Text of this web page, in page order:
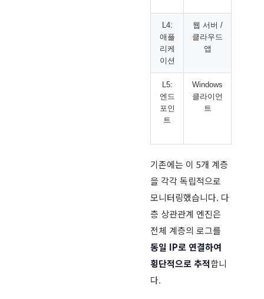
L4:
애플
리케
이션
웹 서버 /
클라우드
앱
L5:
엔드
포인
트
Windows
클라이언
트
기존에는 이 5개 계층
을 각각 독립적으로
모니터링했습니다. 다
층 상관관계 엔진은
전체 계층의 로그를
동일 IP로 연결하여
횡단적으로 추적합니
다.